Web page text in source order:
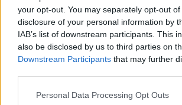
your opt-out. You may separately opt-out
disclosure of your personal information by
IAB’s list of downstream participants. This
also be disclosed by us to third parties on
Downstream Participants that may further
Personal Data Processing Opt Outs